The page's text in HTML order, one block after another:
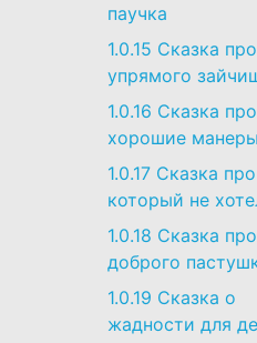
паучка
1.0.15 Сказка про
упрямого
1.0.16 Сказка про
хорошие манеры
1.0.17 Сказка
который не
1.0.18 Сказка про
доброго
1.0.19 Сказка о
жадности для